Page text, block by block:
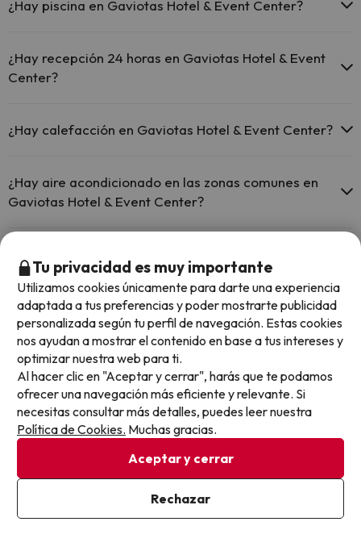
zonas comunes.
¿Hay piscina en Gaviotas Hotel & Event Center?
ser de pago) Aquí tienes más info sobre la piscina y otras
instalaciones.
¿Hay recepción 24 horas en Gaviotas Hotel & Event
Center?
¿Hay calefacción en Gaviotas Hotel & Event Center?
comunes.
¿Hay aire acondicionado en las zonas comunes en
Gaviotas Hotel & Event Center?
Sí, Gaviotas Hotel & Event Center tiene aire acondicionado en las
Sí, Gaviotas Hotel & Event Center tiene restaurante.
¿Hay bar en Gaviotas Hotel & Event Center?
Sí, Gaviotas Hotel & Event Center tiene bar.
Otros chollos en hoteles similares
Tu privacidad es muy importante
Utilizamos cookies únicamente para darte una experiencia
adaptada a tus preferencias y poder mostrarte publicidad
personalizada según tu perfil de navegación. Estas cookies
nos ayudan a mostrar el contenido en base a tus intereses y
optimizar nuestra web para ti.
Al hacer clic en "Aceptar y cerrar", harás que te podamos
ofrecer una navegación más eficiente y relevante. Si
necesitas consultar más detalles, puedes leer nuestra
Política de Cookies. Muchas gracias.
Aceptar y cerrar
Rechazar